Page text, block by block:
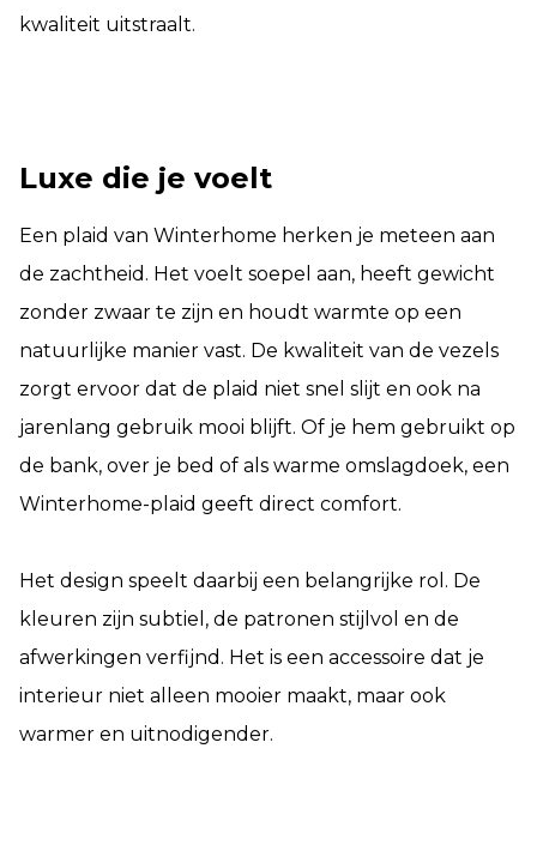
kwaliteit uitstraalt.
Luxe die je voelt
Een plaid van Winterhome herken je meteen aan
de zachtheid. Het voelt soepel aan, heeft gewicht
zonder zwaar te zijn en houdt warmte op een
natuurlijke manier vast. De kwaliteit van de vezels
zorgt ervoor dat de plaid niet snel slijt en ook na
jarenlang gebruik mooi blijft. Of je hem gebruikt op
de bank, over je bed of als warme omslagdoek, een
Winterhome-plaid geeft direct comfort.
Het design speelt daarbij een belangrijke rol. De
kleuren zijn subtiel, de patronen stijlvol en de
afwerkingen verfijnd. Het is een accessoire dat je
interieur niet alleen mooier maakt, maar ook
warmer en uitnodigender.